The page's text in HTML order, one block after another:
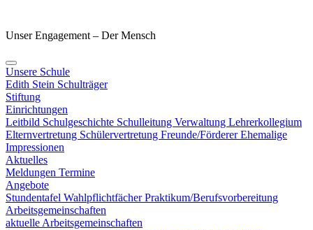
Unser Engagement – Der Mensch
Unsere Schule
Edith Stein Schulträger
Stiftung
Einrichtungen
Leitbild Schulgeschichte Schulleitung Verwaltung Lehrerkollegium
Elternvertretung Schülervertretung Freunde/FördererEhemalige
Impressionen
Aktuelles
Meldungen Termine
Angebote
Stundentafel WahlpflichtfächerPraktikum/Berufsvorbereitung
Arbeitsgemeinschaften
aktuelle Arbeitsgemeinschaften